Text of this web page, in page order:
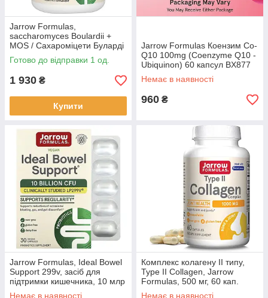
Jarrow Formulas,
saccharomyces Boulardii +
MOS / Сахароміцети Буларді
плюс МОС, 5 млрд, 180
рослинних капсул BX779
Готово до відправки 1 од.
1 930 ₴
Купити
Jarrow Formulas Коензим Co-
Q10 100mg (Coenzyme Q10 -
Ubiquinon) 60 капсул BX877
Немає в наявності
960 ₴
Jarrow Formulas, Ideal Bowel
Support 299v, засіб для
підтримки кишечника, 10 млр
клітин, 30 рослинних BX207
Немає в наявності
Комплекс колагену II типу,
Type II Collagen, Jarrow
Formulas, 500 мг, 60 кап.
BX879
Немає в наявності